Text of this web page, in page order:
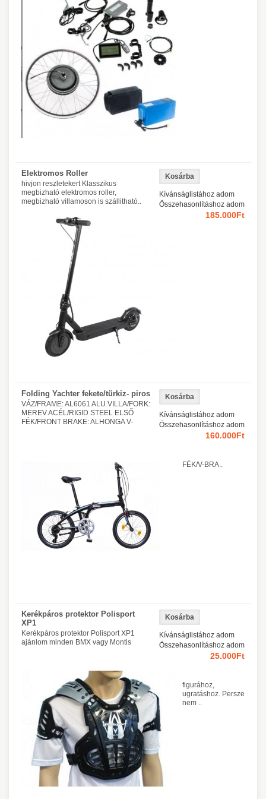
Kívánságlistához adom
Összehasonlításhoz adom
185.000Ft
Elektromos Roller
hivjon reszletekert Klasszikus
megbizható elektromos roller,
megbizható villamoson is szállitható..
Kívánságlistához adom
Összehasonlításhoz adom
160.000Ft
Folding Yachter fekete/türkiz- piros
VÁZ/FRAME: AL6061 ALU VILLA/FORK:
MEREV ACÉL/RIGID STEEL ELSŐ
FÉK/FRONT BRAKE: ALHONGA V-
FÉK/V-BRA..
Kívánságlistához adom
Összehasonlításhoz adom
25.000Ft
Kerékpáros protektor Polisport
XP1
Kerékpáros protektor Polisport XP1
ajánlom minden BMX vagy Montis
figurához,
ugratáshoz. Persze
nem ..